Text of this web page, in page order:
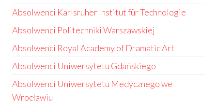
Absolwenci Karlsruher Institut für Technologie
Absolwenci Politechniki Warszawskiej
Absolwenci Royal Academy of Dramatic Art
Absolwenci Uniwersytetu Gdańskiego
Absolwenci Uniwersytetu Medycznego we
Wrocławiu